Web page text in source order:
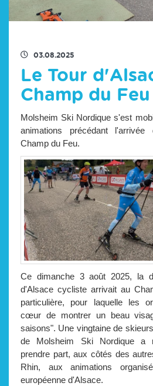
03.08.2025
Le Tour
Champ du Feu
Molsheim Ski Nordique s'est
animations précédant
Champ du Feu.
Ce dimanche 3 août 2025, la
d'Alsace cycliste arrivait au
particulière, pour laquelle les
cœur de montrer un beau
saisons". Une vingtaine de
de Molsheim Ski Nordique a
prendre part, aux côtés des
Rhin, aux animations
européenne d'Alsace.